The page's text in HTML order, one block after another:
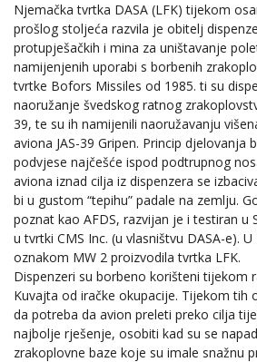
Njemačka tvrtka DASA (LFK) tijekom
prošlog stoljeća razvila je obitelj
protupješačkih i mina za uništavanje
namijenjenih uporabi s borbenih
tvrtke Bofors Missiles od 1985. ti su
naoružanje švedskog ratnog
39, te su ih namijenili naoružavanju
aviona JAS-39 Gripen. Princip djelovanja
podvjese najčešće ispod podtrupnog
aviona iznad cilja iz dispenzera se
bi u gustom “tepihu” padale na zemlju.
poznat kao AFDS, razvijan je i testiran u
u tvrtki CMS Inc. (u vlasništvu DASA-e).
oznakom MW 2 proizvodila tvrtka LFK.
Dispenzeri su borbeno korišteni tijekom
Kuvajta od iračke okupacije. Tijekom tih
da potreba da avion preleti preko cilja
najbolje rješenje, osobiti kad su se
zrakoplovne baze koje su imale snažnu